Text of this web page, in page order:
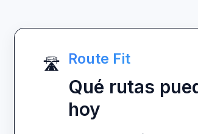
🛣️ Route Fit
Qué rutas
hoy